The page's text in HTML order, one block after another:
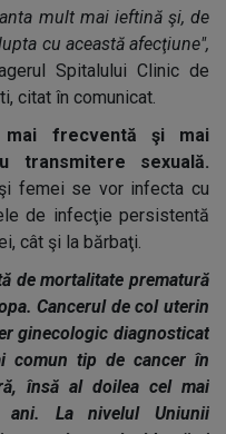
mult mai ieftină şi, de
cu această afecţiune",
Spitalului Clinic de
citat în comunicat.
frecventă şi mai
transmitere sexuală.
femei se vor infecta cu
de infecţie persistentă
cât şi la bărbaţi.
de mortalitate prematură
Cancerul de col uterin
ginecologic diagnosticat
comun tip de cancer în
însă al doilea cel mai
ani. La nivelul Uniunii